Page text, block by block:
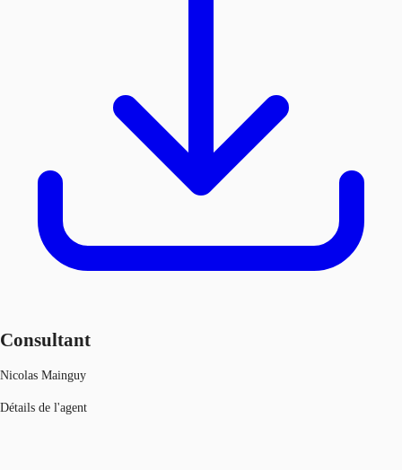
Consultant
Nicolas Mainguy
Détails de l'agent